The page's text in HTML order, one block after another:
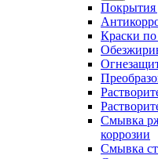
Покрытия
Краски
Смывка
коррозии
Смывка